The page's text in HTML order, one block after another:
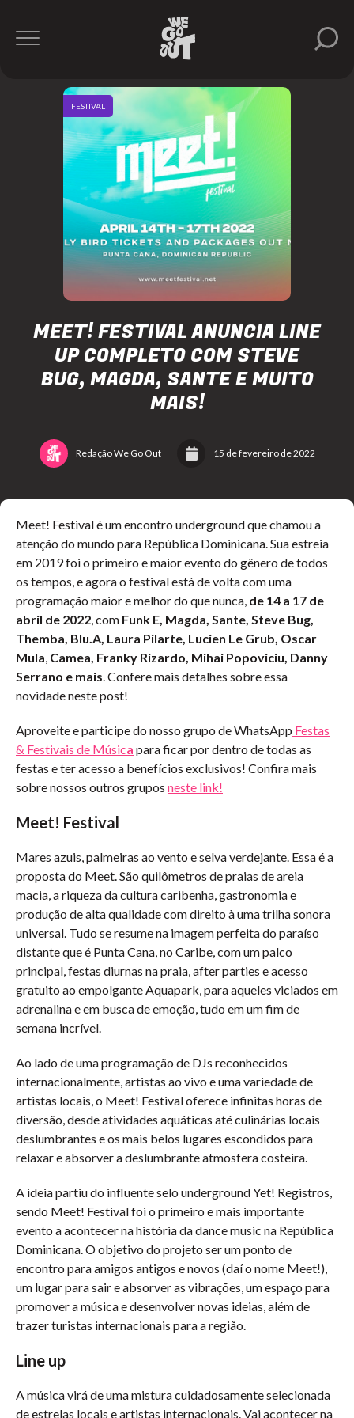
MEET! FESTIVAL ANUNCIA LINE
UP COMPLETO COM STEVE
BUG, MAGDA, SANTE E MUITO
MAIS!
Redação We Go Out 15 de fevereiro de 2022
FESTIVAL
Meet! Festival é um encontro underground que chamou a
atenção do mundo para República Dominicana. Sua estreia
em 2019 foi o primeiro e maior evento do gênero de todos
os tempos, e agora o festival está de volta com uma
programação maior e melhor do que nunca, de 14 a 17 de
abril de 2022, com Funk E, Magda, Sante, Steve Bug,
Themba, Blu.A, Laura Pilarte, Lucien Le Grub, Oscar
Mula, Camea, Franky Rizardo, Mihai Popoviciu, Danny
Serrano e mais. Confere mais detalhes sobre essa
novidade neste post!
Aproveite e participe do nosso grupo de WhatsApp Festas
& Festivais de Música para ficar por dentro de todas as
festas e ter acesso a benefícios exclusivos! Confira mais
sobre nossos outros grupos neste link!
Meet! Festival
Mares azuis, palmeiras ao vento e selva verdejante. Essa é a
proposta do Meet. São quilômetros de praias de areia
macia, a riqueza da cultura caribenha, gastronomia e
produção de alta qualidade com direito à uma trilha sonora
universal. Tudo se resume na imagem perfeita do paraíso
distante que é Punta Cana, no Caribe, com um palco
principal, festas diurnas na praia, after parties e acesso
gratuito ao empolgante Aquapark, para aqueles viciados em
adrenalina e em busca de emoção, tudo em um fim de
semana incrível.
Ao lado de uma programação de DJs reconhecidos
internacionalmente, artistas ao vivo e uma variedade de
artistas locais, o Meet! Festival oferece infinitas horas de
diversão, desde atividades aquáticas até culinárias locais
deslumbrantes e os mais belos lugares escondidos para
relaxar e absorver a deslumbrante atmosfera costeira.
A ideia partiu do influente selo underground Yet! Registros,
sendo Meet! Festival foi o primeiro e mais importante
evento a acontecer na história da dance music na República
Dominicana. O objetivo do projeto ser um ponto de
encontro para amigos antigos e novos (daí o nome Meet!),
um lugar para sair e absorver as vibrações, um espaço para
promover a música e desenvolver novas ideias, além de
trazer turistas internacionais para a região.
Line up
A música virá de uma mistura cuidadosamente selecionada
de estrelas locais e artistas internacionais. Vai acontecer na